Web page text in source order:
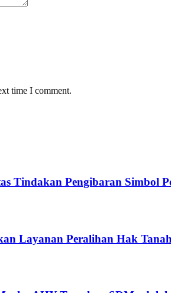
time I comment.
Tindakan Pengibaran Simbol
Layanan Peralihan Hak